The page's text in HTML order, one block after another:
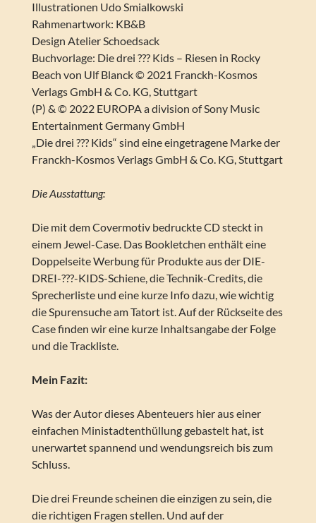
Illustrationen Udo Smialkowski
Rahmenartwork: KB&B
Design Atelier Schoedsack
Buchvorlage: Die drei ??? Kids – Riesen in Rocky
Beach von Ulf Blanck © 2021 Franckh-Kosmos
Verlags GmbH & Co. KG, Stuttgart
(P) & © 2022 EUROPA a division of Sony Music
Entertainment Germany GmbH
„Die drei ??? Kids“ sind eine eingetragene Marke der
Franckh-Kosmos Verlags GmbH & Co. KG, Stuttgart
Die Ausstattung:
Die mit dem Covermotiv bedruckte CD steckt in
einem Jewel-Case. Das Bookletchen enthält eine
Doppelseite Werbung für Produkte aus der DIE-
DREI-???-KIDS-Schiene, die Technik-Credits, die
Sprecherliste und eine kurze Info dazu, wie wichtig
die Spurensuche am Tatort ist. Auf der Rückseite des
Case finden wir eine kurze Inhaltsangabe der Folge
und die Trackliste.
Mein Fazit:
Was der Autor dieses Abenteuers hier aus einer
einfachen Ministadtenthüllung gebastelt hat, ist
unerwartet spannend und wendungsreich bis zum
Schluss.
Die drei Freunde scheinen die einzigen zu sein, die
die richtigen Fragen stellen. Und auf der